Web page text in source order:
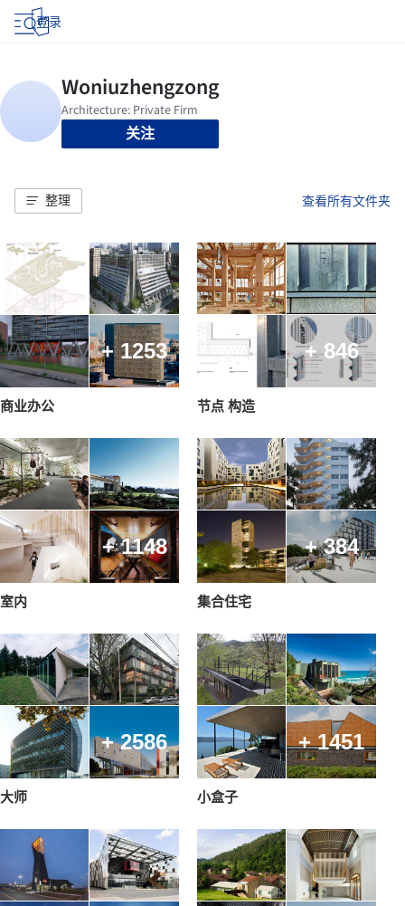
登录
关注
整理 查看所有文件夹
+ 1253
商业办公
+ 846
节点 构造
+ 1148
室内
+ 384
集合住宅
+ 2586
大师
+ 1451
小盒子